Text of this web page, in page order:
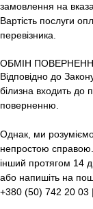
замовлення на
Вартість послуги
перевізника.
ОБМІН
Відповідно до
білизна входить до
поверненню.
Однак, ми
непростою
інший протягом 14
або напишіть на
+380 (50) 742 20 03